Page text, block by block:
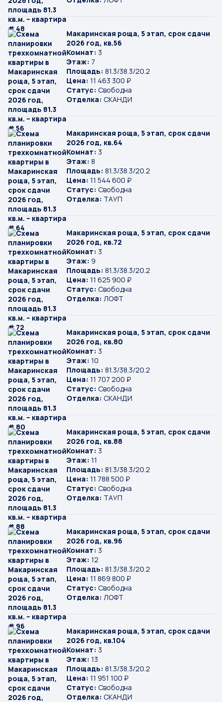
Макаринская роща, 5 этап, срок сдачи
2026 год, кв.56
Комнат: 3
Этаж: 7
Площадь: 81.3/38.3/20.2
Цена: 11 463 300 ₽
Статус: Свободна
Отделка: СКАНДИ
Макаринская роща, 5 этап, срок сдачи
2026 год, кв.64
Комнат: 3
Этаж: 8
Площадь: 81.3/38.3/20.2
Цена: 11 544 600 ₽
Статус: Свободна
Отделка: ТАУП
Макаринская роща, 5 этап, срок сдачи
2026 год, кв.72
Комнат: 3
Этаж: 9
Площадь: 81.3/38.3/20.2
Цена: 11 625 900 ₽
Статус: Свободна
Отделка: ЛОФТ
Макаринская роща, 5 этап, срок сдачи
2026 год, кв.80
Комнат: 3
Этаж: 10
Площадь: 81.3/38.3/20.2
Цена: 11 707 200 ₽
Статус: Свободна
Отделка: СКАНДИ
Макаринская роща, 5 этап, срок сдачи
2026 год, кв.88
Комнат: 3
Этаж: 11
Площадь: 81.3/38.3/20.2
Цена: 11 788 500 ₽
Статус: Свободна
Отделка: ТАУП
Макаринская роща, 5 этап, срок сдачи
2026 год, кв.96
Комнат: 3
Этаж: 12
Площадь: 81.3/38.3/20.2
Цена: 11 869 800 ₽
Статус: Свободна
Отделка: ЛОФТ
Макаринская роща, 5 этап, срок сдачи
2026 год, кв.104
Комнат: 3
Этаж: 13
Площадь: 81.3/38.3/20.2
Цена: 11 951 100 ₽
Статус: Свободна
Отделка: СКАНДИ